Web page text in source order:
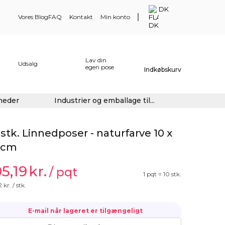
Vores BlogFAQ Kontakt Min konto
DK
Udsalg
Lav din
egen pose
Indkøbskurv
Industrier og emballage til...
stk. Linnedposer - naturfarve 10 x
kr. / pqt
1 pqt = 10 stk.
kr. / stk.
E-mail når lageret er tilgængeligt